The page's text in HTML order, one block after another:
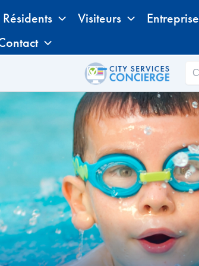
Résidents Visiteurs Entreprise